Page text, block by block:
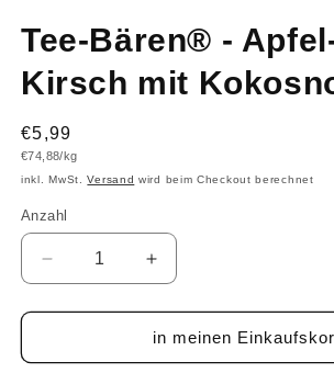
Tee-Bären® -
Kirsch mit
Normaler
Preis
€5,99
Grundpreis
€74,88/kg
inkl. MwSt.Versand wird beim Checkout berechnet
Anzahl
Anzahl
Verringere
die
Menge
Tee-
Erhöhe
die
Menge
für
Tee-
in meinen